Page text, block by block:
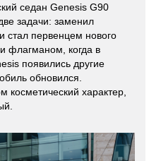
седан Genesis G90
задачи: заменил
и стал первенцем нового
флагманом, когда в
появились другие
обновился.
косметический характер,